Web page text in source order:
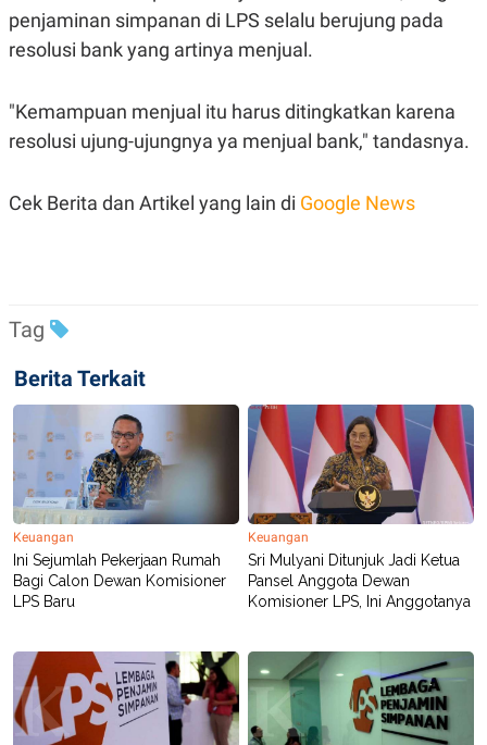
A
D
A
G
S
K
A
L
U
JARINGAN
K
O
N
N
C
A
D
E
M
Y
R
E
R
L
E
A
S
E
.
I
N
G
G
A
N
E
J
penjaminan simpanan di LPS selalu berujung pada
resolusi bank yang artinya menjual.
"Kemampuan menjual itu harusditingkatkan karena
resolusi ujung-ujungnya ya menjual bank," tandasnya.
Cek Berita dan Artikel yang lain di Google News
Tag
Berita Terkait
Keuangan
Ini Sejumlah Pekerjaan Rumah
Bagi Calon Dewan Komisioner
LPS Baru
Keuangan
Sri Mulyani Ditunjuk Jadi Ketua
Pansel Anggota Dewan
Komisioner LPS, Ini Anggotanya